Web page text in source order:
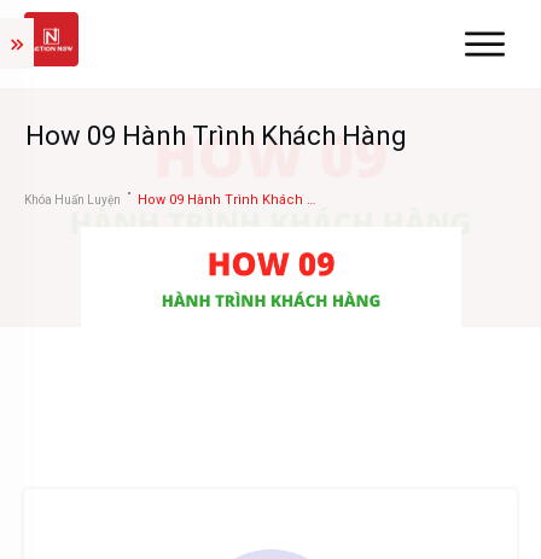
How 09 Hành Trình Khách Hàng
Khóa Huấn Luyện How 09 Hành Trình Khách Hàng